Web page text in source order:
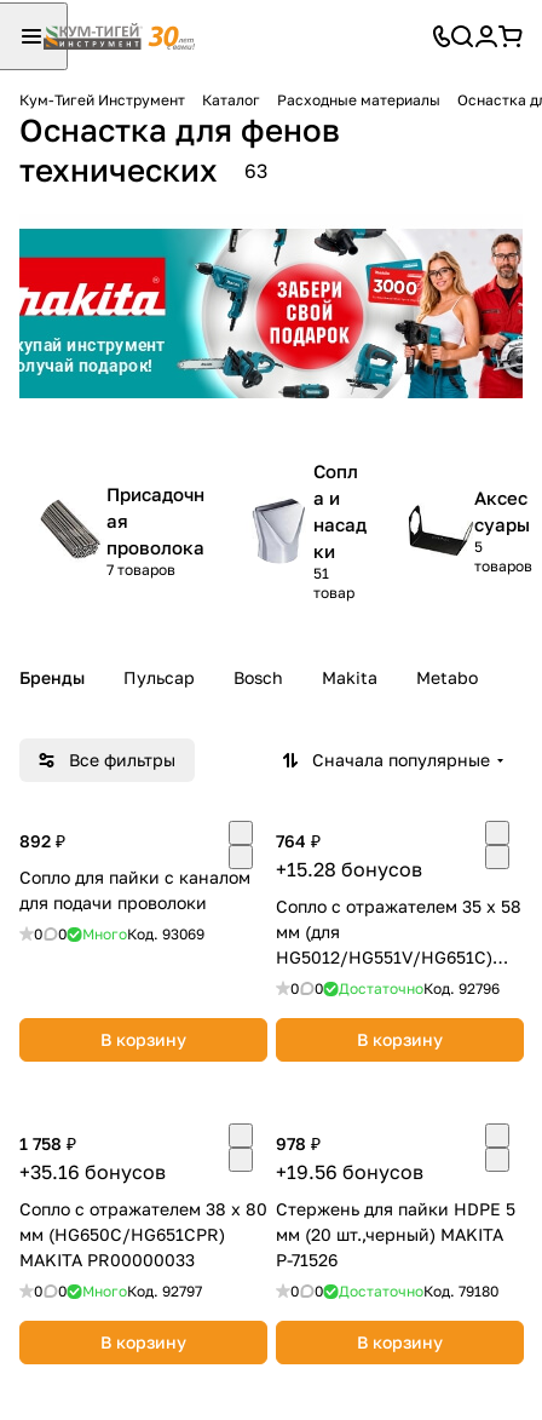
Кум-Тигей Инструмент Каталог Расходные материалы Оснастка
Оснастка для фенов
технических
63
Присадочн
ая
проволока
7 товаров
Сопл
а и
насад
ки
51
товар
Аксес
суары
5
товаров
Бренды Пульсар Bosch Makita Metabo
Все фильтры Сначала популярные
892 ₽
Сопло для пайки с каналом
для подачи проволоки
0 0 МногоКод. 93069
В корзину
764 ₽
+15.28 бонусов
Сопло с отражателем 35 х 58
мм (для
HG5012/HG551V/HG651C)
MAKITA PR00000030
0 0 ДостаточноКод. 92796
В корзину
1 758 ₽
+35.16 бонусов
Сопло с отражателем 38 х 80
мм (HG650C/HG651CPR)
MAKITA PR00000033
0 0 МногоКод. 92797
В корзину
978 ₽
+19.56 бонусов
Стержень для пайки HDPE 5
мм (20 шт.,черный) MAKITA
P-71526
0 0 ДостаточноКод. 79180
В корзину
Для клиентов всех банков
Разбейте
оплатуна части
без переплат
График платежей
Добавляйте товары
Оплачивайте сегодня только
выбранный способом
Оставшиеся
% будут
списываться
с вашей карты
каждые 2 недели
25
раз в 2
недели
Остались вопросы?
8 800 302-02-51
plait.ru